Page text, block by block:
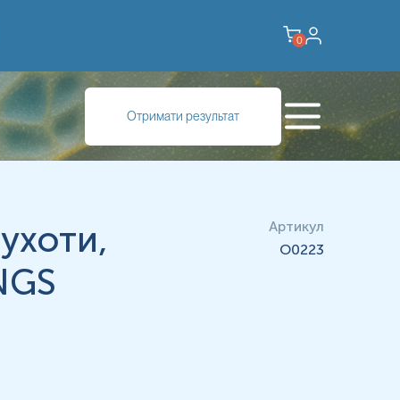
0
Отримати результат
Артикул
O0223